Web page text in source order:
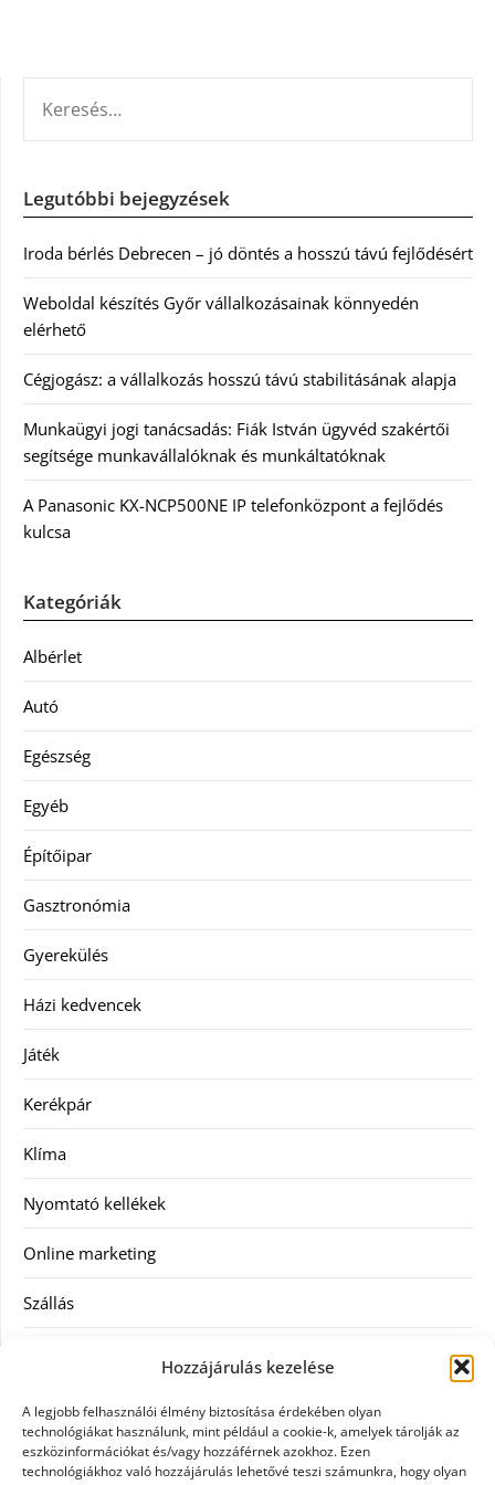
Hozzájárulás kezelése
A legjobb felhasználói élmény biztosítása érdekében olyan
technológiákat használunk, mint például a cookie-k, amelyek tárolják az
eszközinformációkat és/vagy hozzáférnek azokhoz. Ezen
technológiákhoz való hozzájárulás lehetővé teszi számunkra, hogy olyan
Legutóbbi bejegyzések
Iroda bérlés Debrecen – jó döntés a hosszú távú fejlődésért
Weboldal készítés Győr vállalkozásainak könnyedén
elérhető
Cégjogász: a vállalkozás hosszú távú stabilitásának alapja
Munkaügyi jogi tanácsadás: Fiák István ügyvéd szakértői
segítsége munkavállalóknak és munkáltatóknak
A Panasonic KX-NCP500NE IP telefonközpont a fejlődés
kulcsa
Kategóriák
Albérlet
Autó
Egészség
Egyéb
Építőipar
Gasztronómia
Gyerekülés
Házi kedvencek
Játék
Kerékpár
Klíma
Nyomtató kellékek
Online marketing
Szállás
Szellőztető
Szolgáltatás